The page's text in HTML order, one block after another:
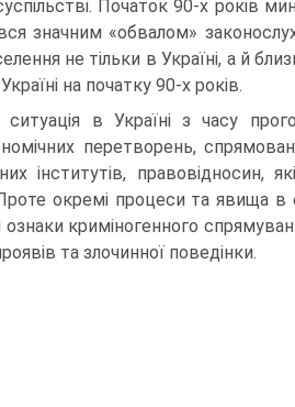
Початок 90-х років
значним «обвалом»
не тільки в Україні, а й
на початку 90-х років.
ситуація в Україні з часу
перетворень,
інститутів, правовідносин,
окремі процеси та явища в
криміногенного
та злочинної поведінки.